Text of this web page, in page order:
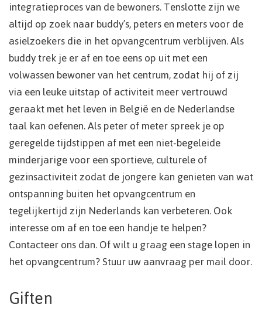
integratieproces van de bewoners. Tenslotte zijn we
altijd op zoek naar buddy’s, peters en meters voor de
asielzoekers die in het opvangcentrum verblijven. Als
buddy trek je er af en toe eens op uit met een
volwassen bewoner van het centrum, zodat hij of zij
via een leuke uitstap of activiteit meer vertrouwd
geraakt met het leven in België en de Nederlandse
taal kan oefenen. Als peter of meter spreek je op
geregelde tijdstippen af met een niet-begeleide
minderjarige voor een sportieve, culturele of
gezinsactiviteit zodat de jongere kan genieten van wat
ontspanning buiten het opvangcentrum en
tegelijkertijd zijn Nederlands kan verbeteren. Ook
interesse om af en toe een handje te helpen?
Contacteer ons dan. Of wilt u graag een stage lopen in
het opvangcentrum? Stuur uw aanvraag per mail door.
Giften